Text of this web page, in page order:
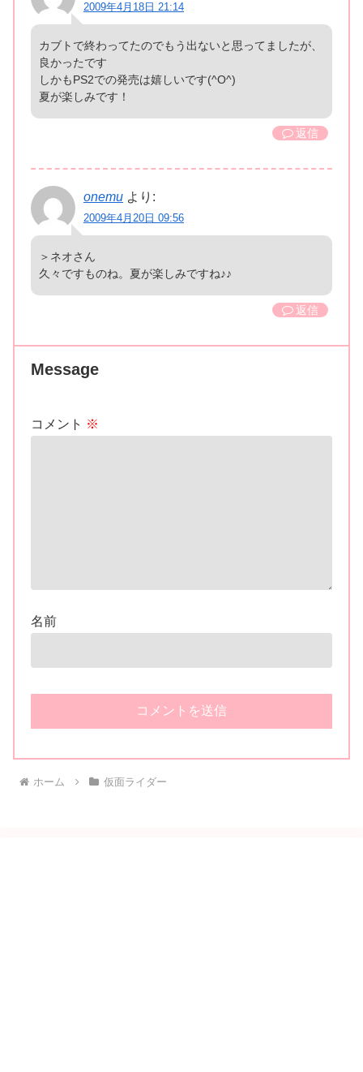
2009年4月18日 21:14
カブトで終わってたのでもう出ないと思ってましたが、
良かったです
しかもPS2での発売は嬉しいです(^O^)
夏が楽しみです！
返信
onemu より:
2009年4月20日 09:56
＞ネオさん
久々ですものね。夏が楽しみですね♪♪
返信
Message
コメント ※
名前
ホーム 仮面ライダー